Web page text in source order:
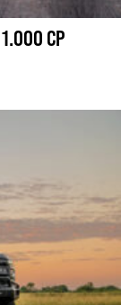
CP